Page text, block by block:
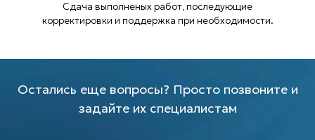
Сдача выполненых работ, последующие
корректировки и поддержка при необходимости.
Остались еще вопросы? Просто позвоните и
задайте их специалистам